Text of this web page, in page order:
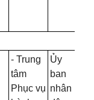
- Trung
tâm
Phục vụ
Ủy
ban
nhân